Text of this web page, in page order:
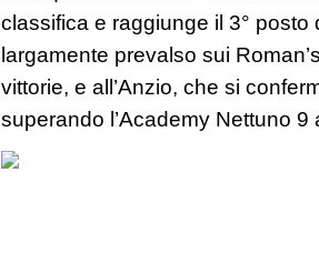
classifica e raggiunge il 3°
largamente prevalso sui
vittorie, e all’Anzio, che si
superando l’Academy Nettuno 9